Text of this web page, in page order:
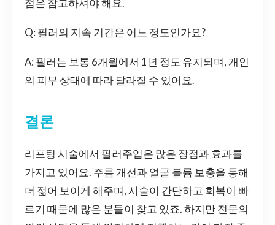
점은 참고하셔야 해요.
Q: 필러의 지속 기간은 어느 정도인가요?
A: 필러는 보통 6개월에서 1년 정도 유지되며, 개인
의 피부 상태에 따라 달라질 수 있어요.
결론
리프팅 시술에서 필러주입은 많은 장점과 효과를
가지고 있어요. 주름 개선과 얼굴 볼륨 보충을 통해
더 젊어 보이게 해주며, 시술이 간단하고 회복이 빠
르기 때문에 많은 분들이 찾고 있죠. 하지만 전문의